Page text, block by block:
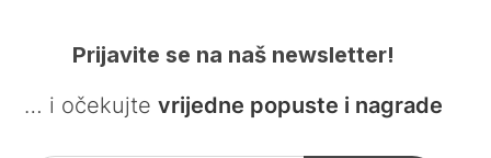
Prijavite se na naš newsletter!
… i očekujte vrijedne popuste i nagrade